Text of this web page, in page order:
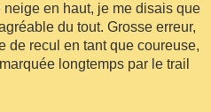
en haut, je me disais que
du tout. Grosse erreur,
de recul en tant que coureuse,
longtemps par le trail